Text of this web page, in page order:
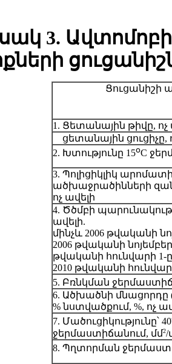
3.
Ցուցանիշի
1. Ցետանային թիվը,
ցետանային
2. Խտությունը 15օC
3. Պոլիցիկլիկ
ածխաջրածինների
ոչ ավելի
4. Ծծմբի
ավելի.
մինչև 2006 թվականի
2006 թվականի
թվականի հունվարի 1-ը
2010 թվականի
5. Բռնկման
6. Ածխածնի մնացորդը
% նստվածքում, %, ոչ
7. Մածուցիկությունը՝ 40
ջերմաստիճանում, մմ2/
8. Պղտորման